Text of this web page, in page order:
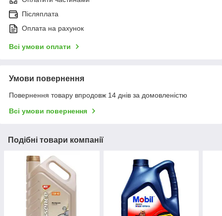
Післяплата
Оплата на рахунок
Всі умови оплати
Умови повернення
Повернення товару впродовж 14 днів за домовленістю
Всі умови повернення
Подібні товари компанії